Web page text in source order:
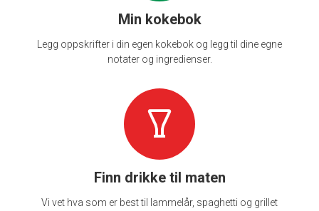
Min kokebok
Legg oppskrifter i din egen kokebok og legg til dine egne
notater og ingredienser.
Finn drikke til maten
Vi vet hva som er best til lammelår, spaghetti og grillet